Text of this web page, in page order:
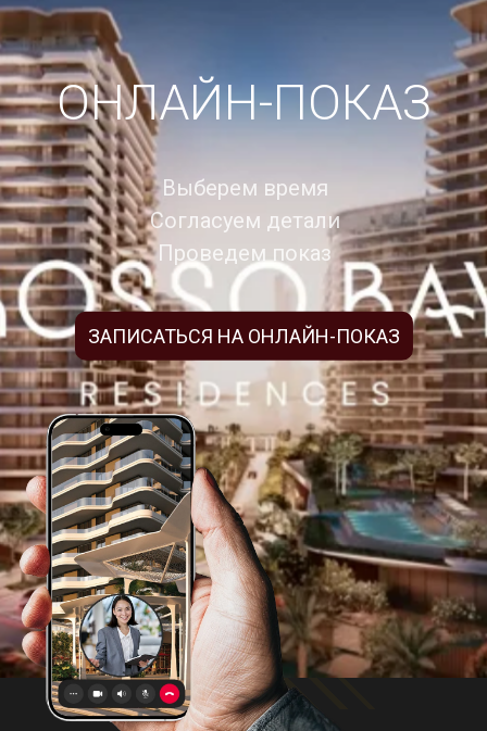
Выберем время
Согласуем детали
Проведем показ
ОНЛАЙН-ПОКАЗ
ЗАПИСАТЬСЯ НА ОНЛАЙН-ПОКАЗ